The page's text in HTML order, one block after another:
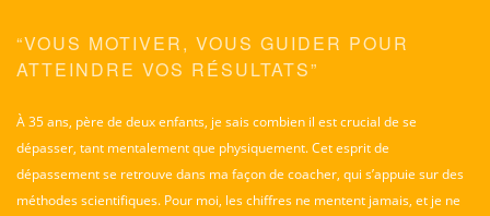
“VOUS MOTIVER, VOUS GUIDER POUR
ATTEINDRE VOS RÉSULTATS”
À 35 ans, père de deux enfants, je sais combien il est crucial de se
dépasser, tant mentalement que physiquement. Cet esprit de
dépassement se retrouve dans ma façon de coacher, qui s’appuie sur des
méthodes scientifiques. Pour moi, les chiffres ne mentent jamais, et je ne